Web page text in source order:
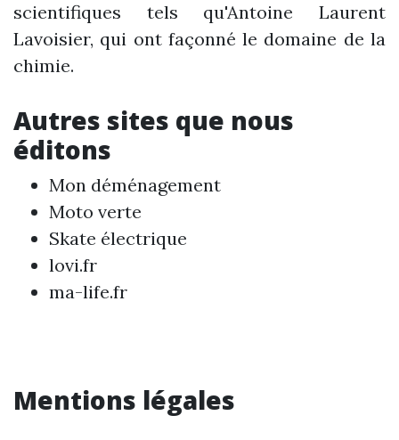
scientifiques tels qu'Antoine Laurent
Lavoisier, qui ont façonné le domaine de la
chimie.
Autres sites que nous
éditons
Mon déménagement
Moto verte
Skate électrique
lovi.fr
ma-life.fr
Mentions légales